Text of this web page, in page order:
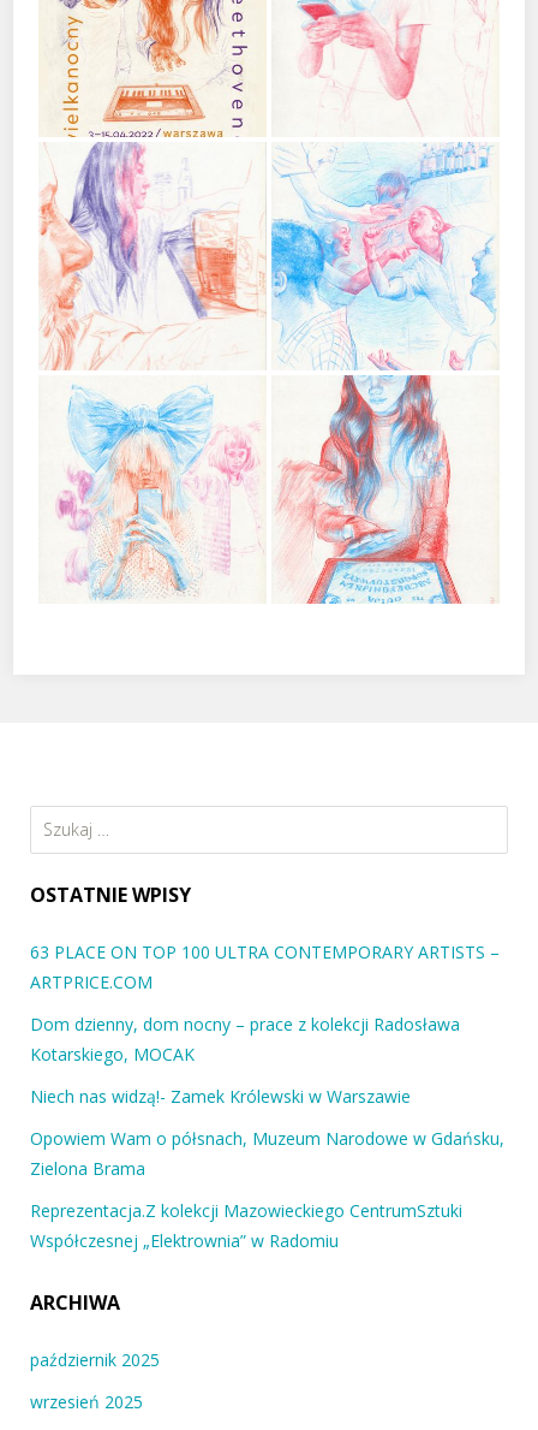
Szukaj:
OSTATNIE WPISY
63 PLACE ON TOP 100 ULTRA CONTEMPORARY ARTISTS –
ARTPRICE.COM
Dom dzienny, dom nocny – prace z kolekcji Radosława
Kotarskiego, MOCAK
Niech nas widzą!- Zamek Królewski w Warszawie
Opowiem Wam o półsnach, Muzeum Narodowe w Gdańsku,
Zielona Brama
Reprezentacja.Z kolekcji Mazowieckiego CentrumSztuki
Współczesnej „Elektrownia” w Radomiu
ARCHIWA
październik 2025
wrzesień 2025